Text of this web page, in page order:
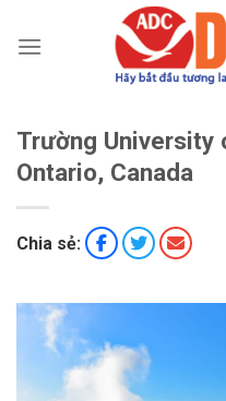
đến
Trường University
Ontario, Canada
Chia sẻ: